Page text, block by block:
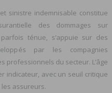
sinistre indemnisable constitue
des dommages sur
ténue, s’appuie sur des
par les compagnies
professionnels du secteur. L’âge
indicateur, avec un seuil critique
assureurs.